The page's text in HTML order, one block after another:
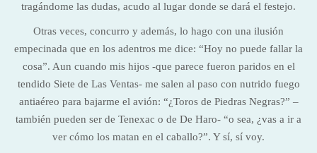
tragándome las dudas, acudo al lugar donde se dará el festejo.
Otras veces, concurro y además, lo hago con una ilusión
empecinada que en los adentros me dice: “Hoy no puede fallar la
cosa”. Aun cuando mis hijos -que parece fueron paridos en el
tendido Siete de Las Ventas- me salen al paso con nutrido fuego
antiaéreo para bajarme el avión: “¿Toros de Piedras Negras?” –
también pueden ser de Tenexac o de De Haro- “o sea, ¿vas a ir a
ver cómo los matan en el caballo?”. Y sí, sí voy.